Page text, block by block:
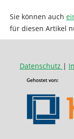
Sie können auch
für diesen Artikel
Datenschutz |